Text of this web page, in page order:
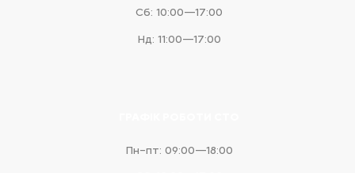
Сб: 10:00—17:00
Нд: 11:00—17:00
Пн–пт: 09:00—18:00